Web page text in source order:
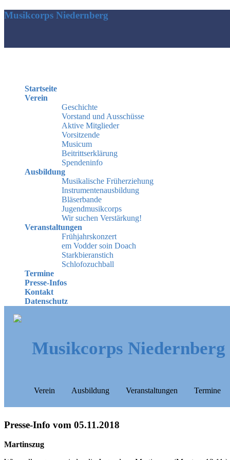
Musikcorps Niedernberg
Startseite
Verein
Geschichte
Vorstand und Ausschüsse
Aktive Mitglieder
Vorsitzende
Musicum
Beitrittserklärung
Spendeninfo
Ausbildung
Musikalische Früherziehung
Instrumentenausbildung
Bläserbande
Jugendmusikcorps
Wir suchen Verstärkung!
Veranstaltungen
Frühjahrskonzert
em Vodder soin Doach
Starkbieranstich
Schlofozuchball
Termine
Presse-Infos
Kontakt
Datenschutz
Musikcorps Niedernberg
Verein Ausbildung Veranstaltungen Termine
Presse-Info vom 05.11.2018
Martinszug